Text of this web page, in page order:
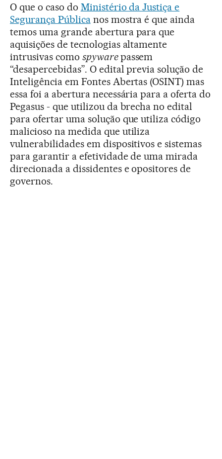
O que o caso do Ministério da Justiça e
Segurança Públicanos mostra é que ainda
temos uma grande abertura para que
aquisições de tecnologias altamente
intrusivas como spywarepassem
“desapercebidas”. O edital previa solução de
Inteligência em Fontes Abertas (OSINT) mas
essa foi a abertura necessária para a oferta do
Pegasus - que utilizou da brecha no edital
para ofertar uma solução que utiliza código
malicioso na medida que utiliza
vulnerabilidades em dispositivos e sistemas
para garantir a efetividade de uma mirada
direcionada a dissidentes e opositores de
governos.